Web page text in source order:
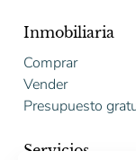
Inmobiliaria
Comprar
Vender
Presupuesto
Servicios